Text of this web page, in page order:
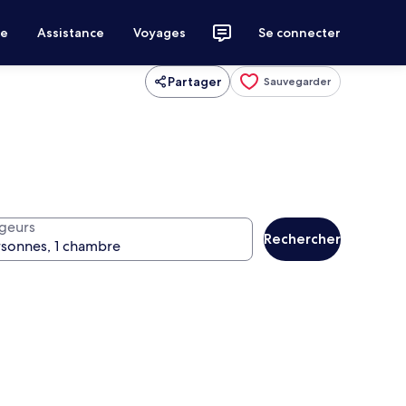
Assistance Voyages Se connecter
Partager Sauvegarder
Rechercher